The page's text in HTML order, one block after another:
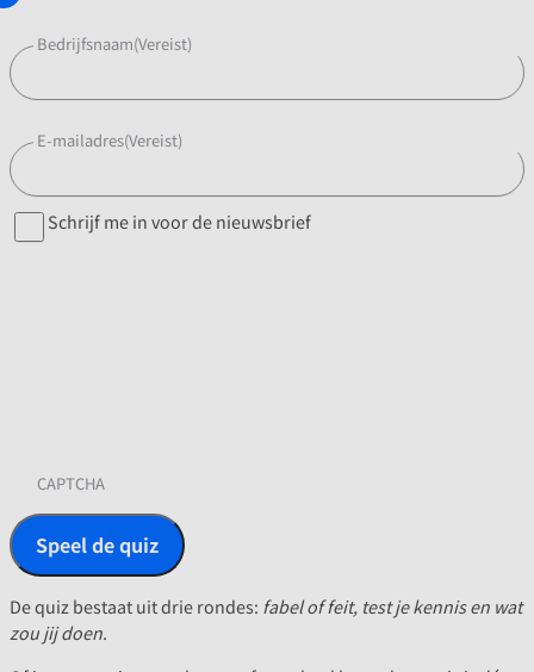
Bedrijfsnaam(Vereist)
E-mailadres(Vereist)
Nieuwsbrief
Schrijf me in voor de nieuwsbrief
CAPTCHA
De quiz bestaat uit drie rondes: fabel of feit, test je kennis en wat
zou jij doen.